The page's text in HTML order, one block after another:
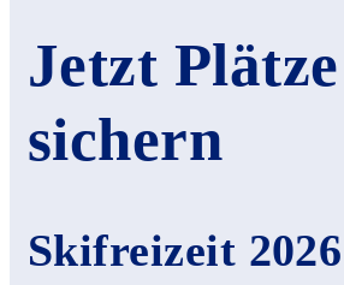
Jetzt Plätze
sichern
Skifreizeit